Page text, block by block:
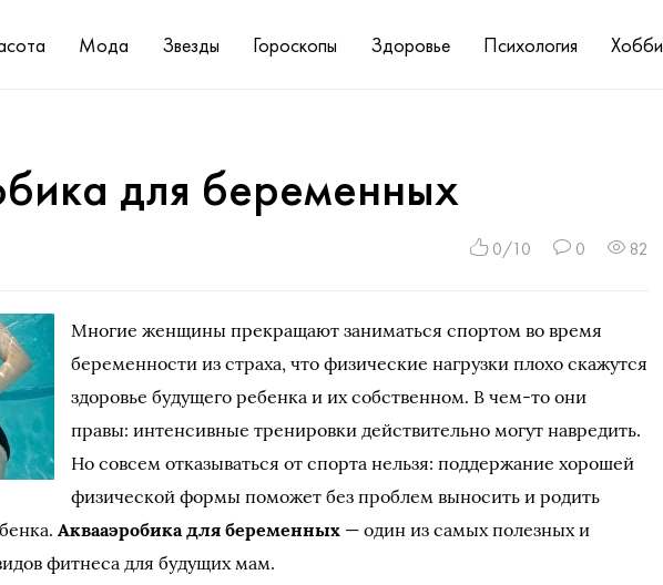
Мода Звезды Гороскопы Здоровье Психология Хобби
для беременных
0/10 0 82
Многие женщины прекращают заниматься спортом во время
беременности из страха, что физические нагрузки плохо скажутся
здоровье будущего ребенка и их собственном. В чем-то они
правы: интенсивные тренировки действительно могут навредить.
Но совсем отказываться от спорта нельзя: поддержание хорошей
физической формы поможет без проблем выносить и родить
Аквааэробика для беременных — один из самых полезных и
фитнеса для будущих мам.